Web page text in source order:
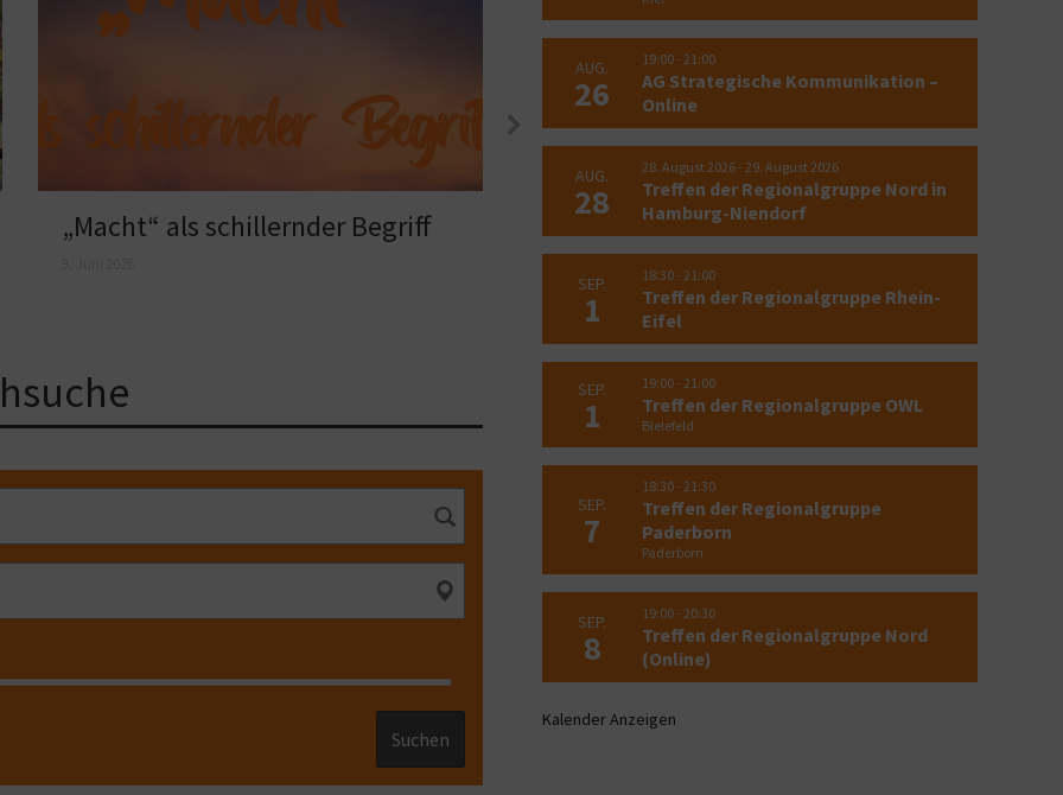
„Macht“ als schillernder Begriff
Erfolgreicher Kursabschluss in
Detmold
12. Mai 2026
Suchen
AUG.
26
19:00-21:00
AG Strategische Kommunikation –
Online
AUG.
28
28. August 2026-29. August 2026
Treffen der Regionalgruppe Nord in
Hamburg-Niendorf
SEP.
1
18:30-21:00
Treffen der Regionalgruppe Rhein-
Eifel
SEP.
1
19:00-21:00
Treffen der Regionalgruppe OWL
Bielefeld
SEP.
7
18:30-21:30
Treffen der Regionalgruppe
Paderborn
Paderborn
SEP.
8
19:00-20:30
Treffen der Regionalgruppe Nord
(Online)
Kalender Anzeigen